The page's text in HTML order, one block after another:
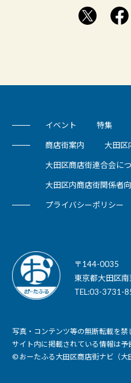
イベント 特集
商店街案内 大田区
大田区商店街連合会に
大田区内商店街関係者
プライバシーポリシー
〒144-0035
東京都大田区
TEL:03-3731-
写真・コンテンツ等の無断転載を禁
サイト内に掲載されている情報は予
© おーたふる大田区商店街ナビ（大